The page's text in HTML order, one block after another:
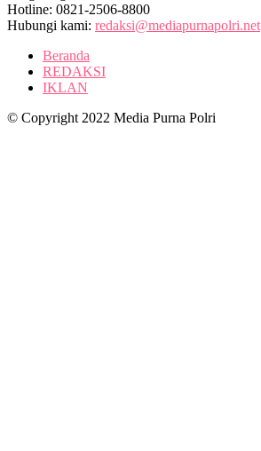
Hotline: 0821-2506-8800
Hubungi kami: redaksi@mediapurnapolri.net
Beranda
REDAKSI
IKLAN
© Copyright 2022 Media Purna Polri